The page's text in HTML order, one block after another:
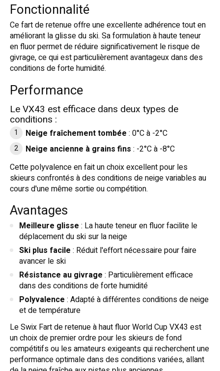
Fonctionnalité
Ce fart de retenue offre une excellente adhérence tout en
améliorant la glisse du ski. Sa formulation à haute teneur
en fluor permet de réduire significativement le risque de
givrage, ce qui est particulièrement avantageux dans des
conditions de forte humidité.
Performance
Le VX43 est efficace dans deux types de
conditions :
Neige fraîchement tombée : 0°C à -2°C
Neige ancienne à grains fins : -2°C à -8°C
Cette polyvalence en fait un choix excellent pour les
skieurs confrontés à des conditions de neige variables au
cours d'une même sortie ou compétition.
Avantages
Meilleure glisse : La haute teneur en fluor facilite le
déplacement du ski sur la neige
Ski plus facile : Réduit l'effort nécessaire pour faire
avancer le ski
Résistance au givrage : Particulièrement efficace
dans des conditions de forte humidité
Polyvalence : Adapté à différentes conditions de neige
et de température
Le Swix Fart de retenue à haut fluor World Cup VX43 est
un choix de premier ordre pour les skieurs de fond
compétitifs ou les amateurs exigeants qui recherchent une
performance optimale dans des conditions variées, allant